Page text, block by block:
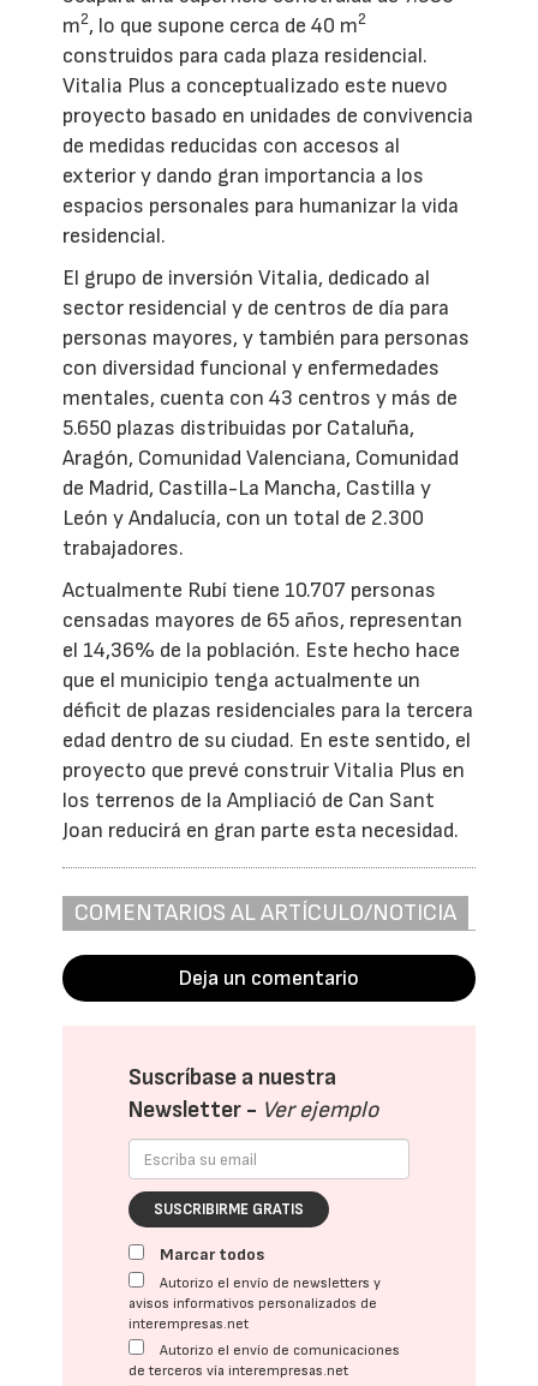
m2, lo que supone cerca de 40 m2
construidos para cada plaza residencial.
Vitalia Plus a conceptualizado este nuevo
proyecto basado en unidades de convivencia
de medidas reducidas con accesos al
exterior y dando gran importancia a los
espacios personales para humanizar la vida
residencial.
El grupo de inversión Vitalia, dedicado al
sector residencial y de centros de día para
personas mayores, y también para personas
con diversidad funcional y enfermedades
mentales, cuenta con 43 centros y más de
5.650 plazas distribuidas por Cataluña,
Aragón, Comunidad Valenciana, Comunidad
de Madrid, Castilla-La Mancha, Castilla y
León y Andalucía, con un total de 2.300
trabajadores.
Actualmente Rubí tiene 10.707 personas
censadas mayores de 65 años, representan
el 14,36% de la población. Este hecho hace
que el municipio tenga actualmente un
déficit de plazas residenciales para la tercera
edad dentro de su ciudad. En este sentido, el
proyecto que prevé construir Vitalia Plus en
los terrenos de la Ampliació de Can Sant
Joan reducirá en gran parte esta necesidad.
COMENTARIOS AL ARTÍCULO/NOTICIA
Deja un comentario
Suscríbase a nuestra
Newsletter - Ver ejemplo
SUSCRIBIRME GRATIS
Marcar todos
Autorizo el envío de newsletters y
avisos informativos personalizados de
interempresas.net
Autorizo el envío de comunicaciones
de terceros vía interempresas.net